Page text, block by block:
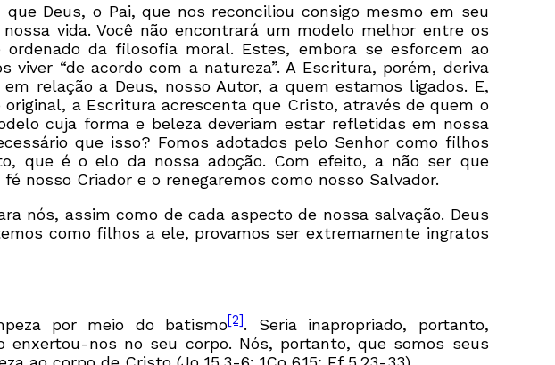
Deus, o Pai, que nos reconciliou consigo mesmo em seu
vida. Você não encontrará um modelo melhor entre os
da filosofia moral. Estes, embora se esforcem ao
“de acordo com a natureza”. A Escritura, porém, deriva
relação a Deus, nosso Autor, a quem estamos ligados. E,
a Escritura acrescenta que Cristo, através de quem o
cuja forma e beleza deveriam estar refletidas em nossa
que isso? Fomos adotados pelo Senhor como filhos
que é o elo da nossa adoção. Com efeito, a não ser que
nosso Criador e o renegaremos como nosso Salvador.
nós, assim como de cada aspecto de nossa salvação. Deus
como filhos a ele, provamos ser extremamente ingratos
por meio do batismo[2]. Seria inapropriado, portanto,
enxertou-nos no seu corpo. Nós, portanto, que somos seus